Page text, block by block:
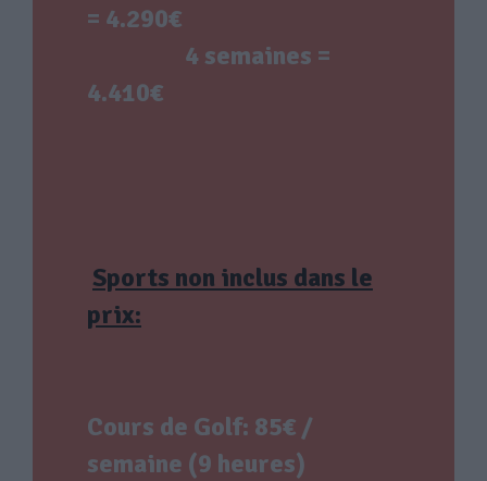
= 4.290€
4 semaines =
4.410€
Sports non inclus dans le
prix:
Cours de Golf: 85€ /
semaine (9 heures)